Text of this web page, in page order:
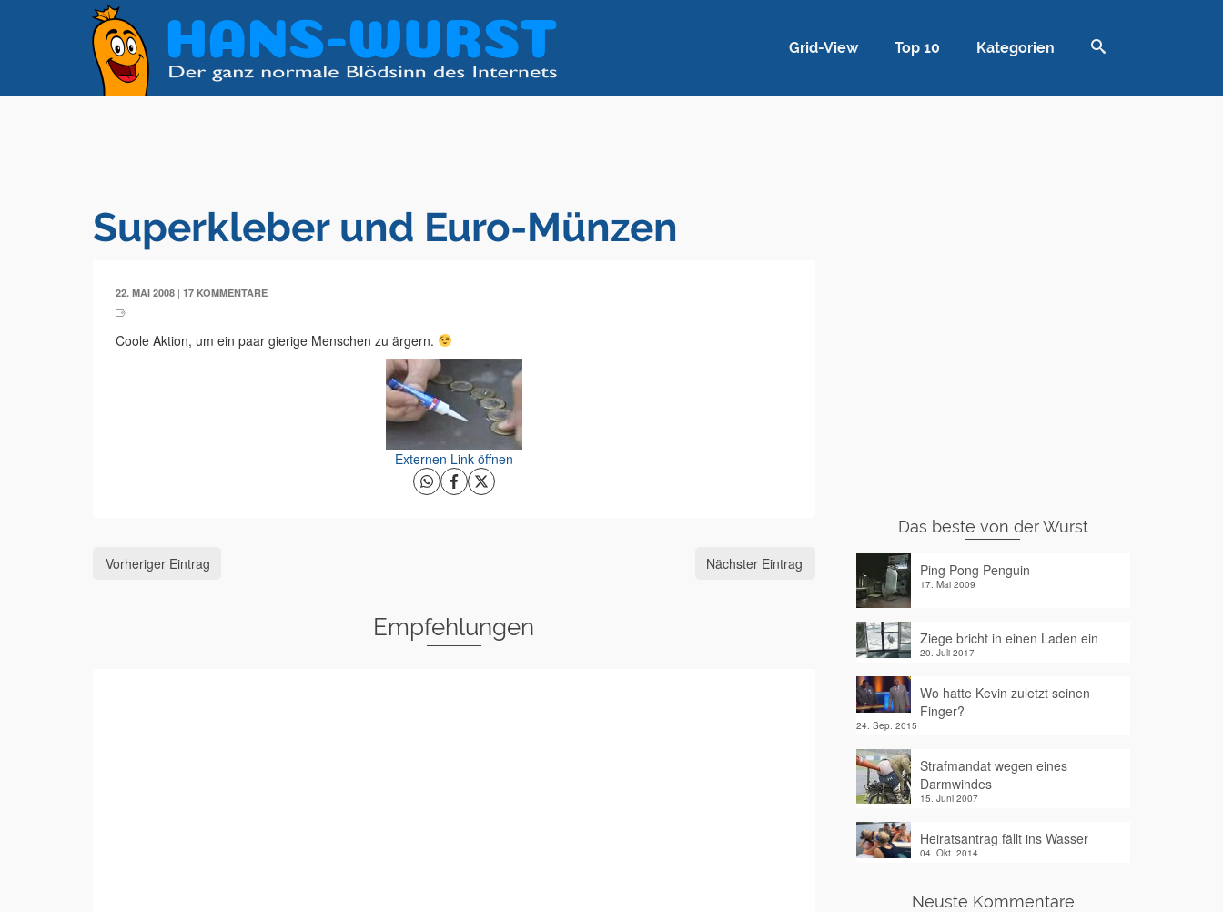
Grid-View Top 10 Kategorien
Superkleber und Euro-Münzen
22. MAI 2008 | 17 KOMMENTARE
Coole Aktion, um ein paar gierige Menschen zu ärgern.
Externen Link öffnen
Vorheriger Eintrag Nächster Eintrag
Empfehlungen
Das beste von der Wurst
Ping Pong Penguin
17. Mai 2009
Ziege bricht in einen Laden ein
20. Juli 2017
Wo hatte Kevin zuletzt seinen
Finger?
24. Sep. 2015
Strafmandat wegen eines
Darmwindes
15. Juni 2007
Heiratsantrag fällt ins Wasser
04. Okt. 2014
Neuste Kommentare